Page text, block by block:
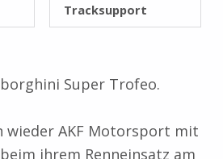
Tracksupport
Super Trofeo.
AKF Motorsport mit
ihrem Renneinsatz am